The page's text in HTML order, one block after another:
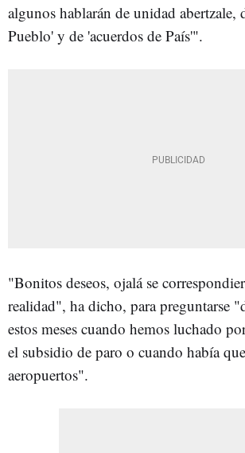
algunos hablarán de unidad abertzale,
Pueblo' y de 'acuerdos de País'".
"Bonitos deseos, ojalá se
realidad", ha dicho, para preguntarse
estos meses cuando hemos luchado
el subsidio de paro o cuando había
aeropuertos".